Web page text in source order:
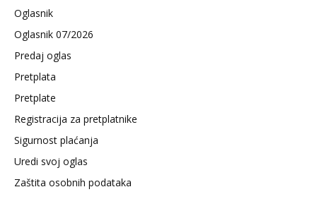
Oglasnik
Oglasnik 07/2026
Predaj oglas
Pretplata
Pretplate
Registracija za pretplatnike
Sigurnost plaćanja
Uredi svoj oglas
Zaštita osobnih podataka